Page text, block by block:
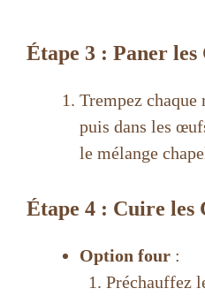
Étape 3 : Paner les
Trempez
puis dans les
le mélange
Étape 4 : Cuire les
Option four :
Préchauffez